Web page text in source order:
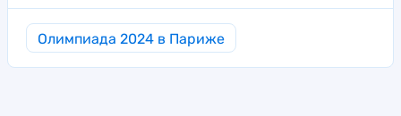
Олимпиада 2024 в Париже